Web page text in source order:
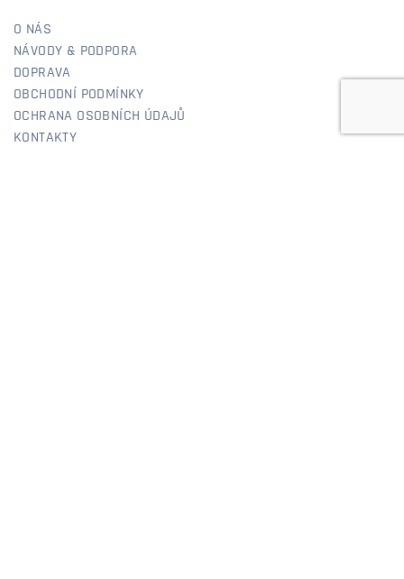
O NÁS
NÁVODY & PODPORA
DOPRAVA
OBCHODNÍ PODMÍNKY
OCHRANA OSOBNÍCH ÚDAJŮ
KONTAKTY